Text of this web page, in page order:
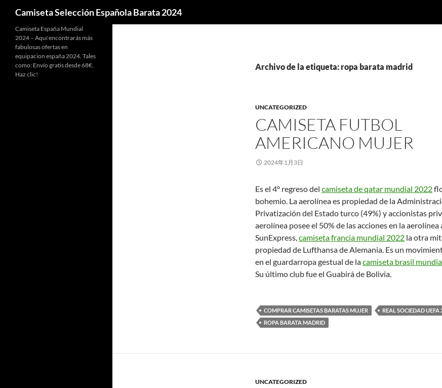
Camiseta Selección Española Barata 2024
Archivo de la etiqueta: ropa barata madrid
UNCATEGORIZED
CAMISETA FUTBOL
AMERICANO MUJER
2024年1月3日
Es el 4º regreso del camiseta de qatar mundial 2022
bohemio. La aerolínea es propiedad de la
Privatización del Estado turco (49%) y accionistas
aerolínea posee el 50% de las acciones en la aerolínea
SunExpress,camiseta francia mundial 2022 la otra
propiedad de Lufthansa de Alemania. Es un
en el guardarropa gestual de lacamiseta brasil
Su último club fue el Guabirá de Bolivia.
COMPRAR CAMISETAS BARATAS MUJER
REAL SOCIEDAD UEFA
ROPA BARATA MADRID
UNCATEGORIZED
Camiseta España Mundial
2024 – Aquí encontrarás más
fabulosas ofertas en
equipacion españa 2024. Tales
como: Envío gratis desde 68€.
Haz clic!